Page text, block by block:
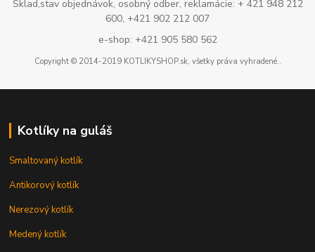
Sklad,stav objednávok, osobný odber, reklamácie: + 421 948 212
600, +421 902 212 007
e-shop: +421 905 580 562
Copyright © 2014-2019 KOTLIKYSHOP.sk, všetky práva vyhradené..
Kotlíky na guláš
Smaltovaný kotlík
Antikorový kotlík
Nerezový kotlík
Medený kotlík